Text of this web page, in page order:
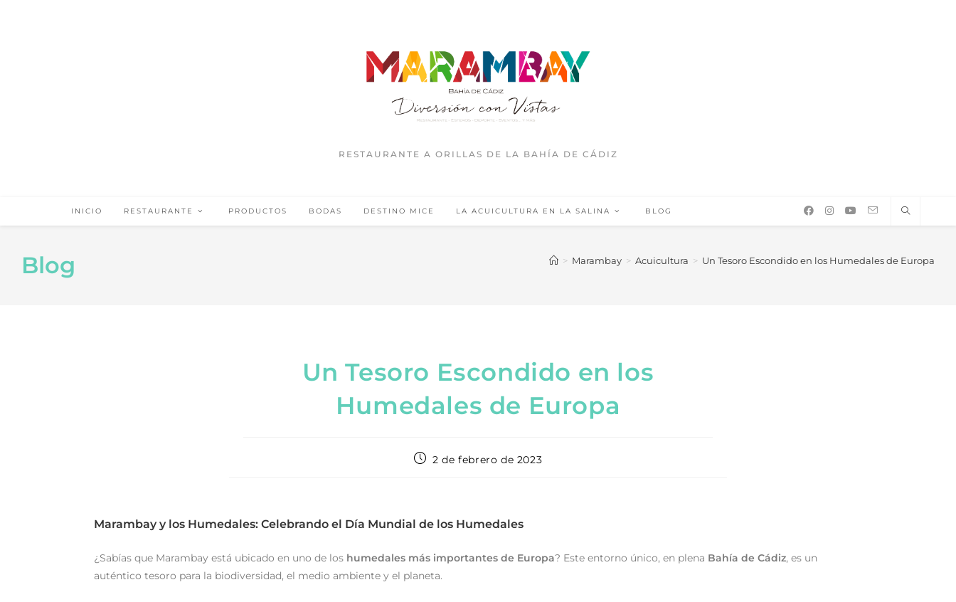
RESTAURANTE A ORILLAS DE LA BAHÍA DE CÁDIZ
INICIO RESTAURANTE PRODUCTOS BODAS DESTINO MICE LA ACUICULTURA EN LA SALINA BLOG
Blog > Marambay > Acuicultura > Un Tesoro Escondido en los Humedales de Europa
Un Tesoro Escondido en los
Humedales de Europa
2 de febrero de 2023
Marambay y los Humedales: Celebrando el Día Mundial de los Humedales
¿Sabías que Marambay está ubicado en uno de los humedales más importantes de Europa? Este entorno único, en plena Bahía de Cádiz, es un
auténtico tesoro para la biodiversidad, el medio ambiente y el planeta.